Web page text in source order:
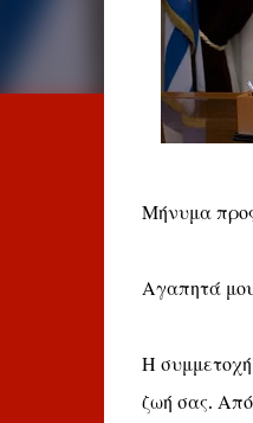
Μήνυμα
Αγαπητά
Η συμμετοχή
ζωή σας.